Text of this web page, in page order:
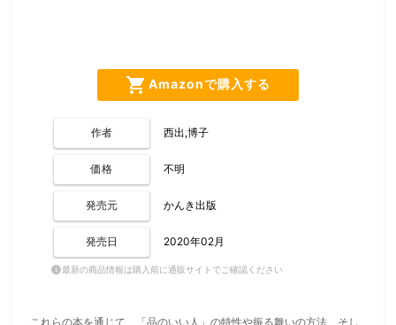
shopping_cart Amazonで購入する
作者 西出,博子
価格 不明
発売元 かんき出版
発売日 2020年02月
info最新の商品情報は購入前に通販サイトでご確認ください
これらの本を通じて、「品のいい人」の特性や振る舞いの方法、そし